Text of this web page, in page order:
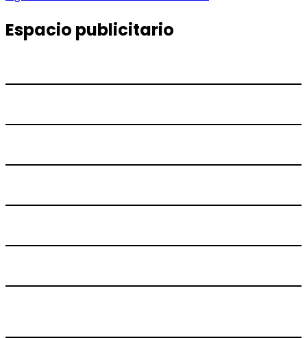
de
entradas
Espacio publicitario